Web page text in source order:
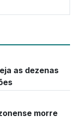
as dezenas
morre